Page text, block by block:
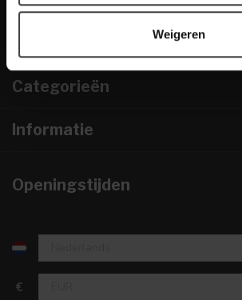
Weigeren
NL857253633B01
Categorieën
Informatie
Openingstijden
€